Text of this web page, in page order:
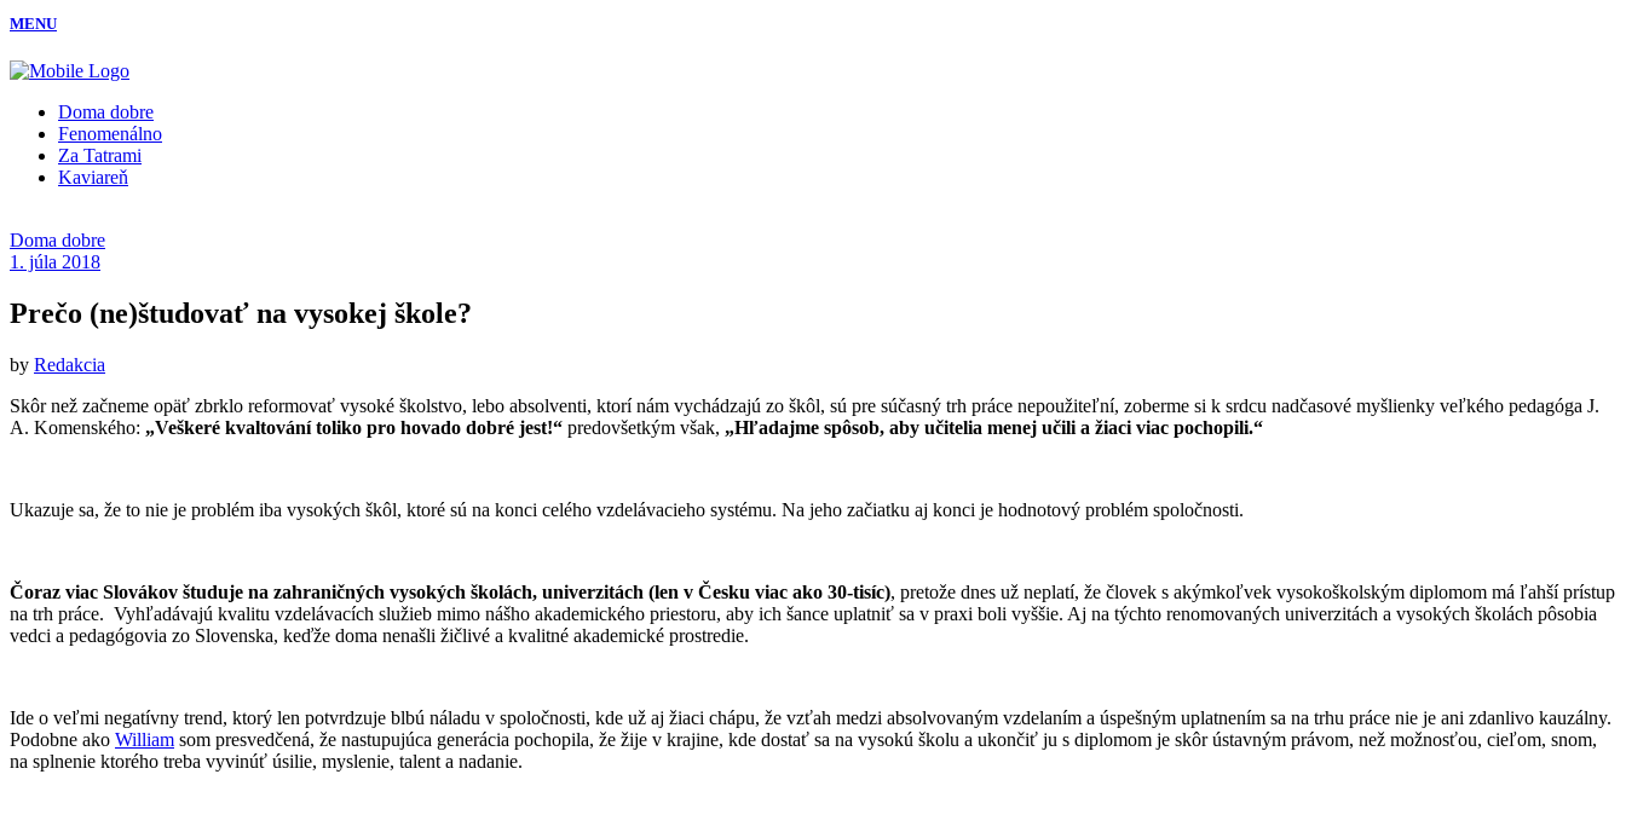
MENU
Doma dobre
Fenomenálno
Za Tatrami
Kaviareň
Doma dobre
1. júla 2018
Prečo (ne)študovať na vysokej škole?
by Redakcia
Skôr než začneme opäť zbrklo reformovať vysoké školstvo, lebo absolventi, ktorí nám vychádzajú zo škôl, sú pre súčasný trh práce nepoužiteľní, zoberme si k srdcu nadčasové myšlienky veľkého pedagóga J.
A. Komenského: „Veškeré kvaltování toliko pro hovado dobré jest!“ predovšetkým však, „Hľadajme spôsob, aby učitelia menej učili a žiaci viac pochopili.“
Ukazuje sa, že to nie je problém iba vysokých škôl, ktoré sú na konci celého vzdelávacieho systému. Na jeho začiatku aj konci je hodnotový problém spoločnosti.
Čoraz viac Slovákov študuje na zahraničných vysokých školách, univerzitách (len v Česku viac ako 30-tisíc), pretože dnes už neplatí, že človek s akýmkoľvek vysokoškolským diplomom má ľahší prístup
na trh práce. Vyhľadávajú kvalitu vzdelávacích služieb mimo nášho akademického priestoru, aby ich šance uplatniť sa v praxi boli vyššie. Aj na týchto renomovaných univerzitách a vysokých školách pôsobia
vedci a pedagógovia zo Slovenska, keďže doma nenašli žičlivé a kvalitné akademické prostredie.
Ide o veľmi negatívny trend, ktorý len potvrdzuje blbú náladu v spoločnosti, kde už aj žiaci chápu, že vzťah medzi absolvovaným vzdelaním a úspešným uplatnením sa na trhu práce nie je ani zdanlivo kauzálny.
Podobne ako William som presvedčená, že nastupujúca generácia pochopila, že žije v krajine, kde dostať sa na vysokú školu a ukončiť ju s diplomom je skôr ústavným právom, než možnosťou, cieľom, snom,
na splnenie ktorého treba vyvinúť úsilie, myslenie, talent a nadanie.